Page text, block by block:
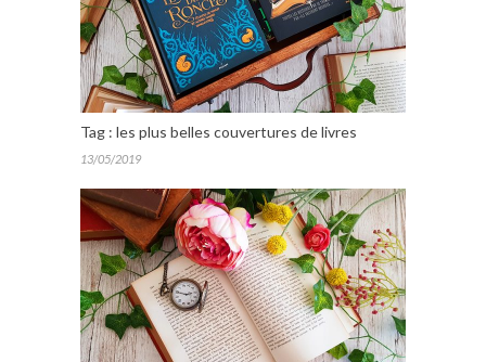
Tag : les plus belles couvertures de livres
13/05/2019